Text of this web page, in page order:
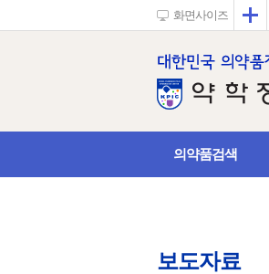
화면사이즈 확대
의약품검색
보도자료